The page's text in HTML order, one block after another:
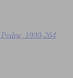
1900-264